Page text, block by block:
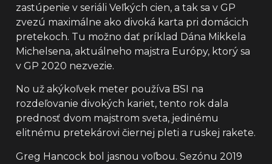
zastúpenie v seriáli Veľkých cien, a tak sa v GP
zvezú maximálne ako divoká karta pri domácich
pretekoch. Tu možno dať príklad Dána Mikkela
Michelsena, aktuálneho majstra Európy, ktorý sa
v GP 2020 nezvezie.
No už akýkoľvek meter používa BSI na
rozdeľovanie divokých kariet, tento rok dala
prednosť dvom majstrom sveta, jedinému
elitnému pretekárovi čiernej pleti a ruskej rakete.
Greg Hancock bol jasnou voľbou. Sezónu 2019